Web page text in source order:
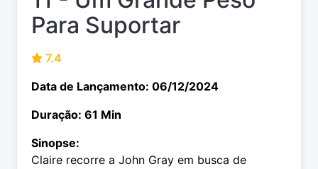
Para Suportar
7.4
Data de Lançamento: 06/12/2024
Duração: 61 Min
Sinopse:
Claire recorre a John Gray em busca de